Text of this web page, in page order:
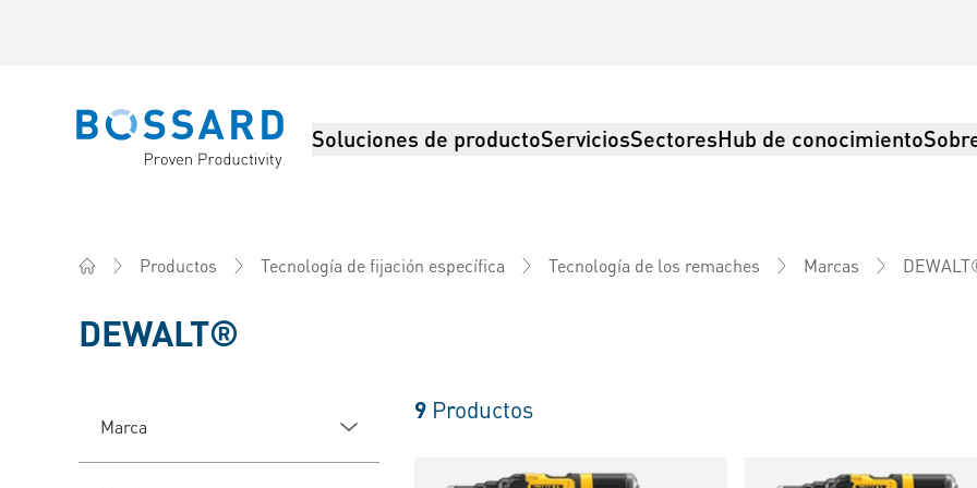
Bossard homepage Soluciones de productoServiciosSectoresHub de conocimiento
Productos Tecnología de fijación específica Tecnología de los remaches Marcas
DEWALT®
Marca
9 Productos